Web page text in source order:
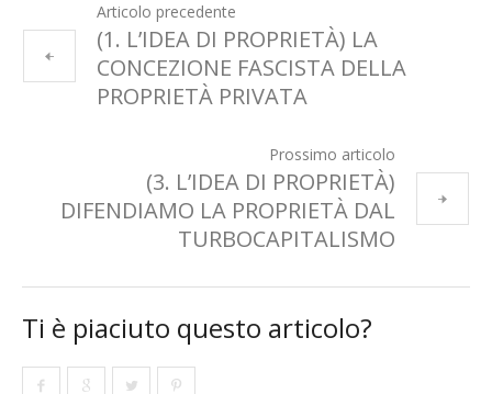
Articolo precedente
(1. L’IDEA DI PROPRIETÀ) LA
CONCEZIONE FASCISTA DELLA
PROPRIETÀ PRIVATA
Prossimo articolo
(3. L’IDEA DI PROPRIETÀ)
DIFENDIAMO LA PROPRIETÀ DAL
TURBOCAPITALISMO
Ti è piaciuto questo articolo?